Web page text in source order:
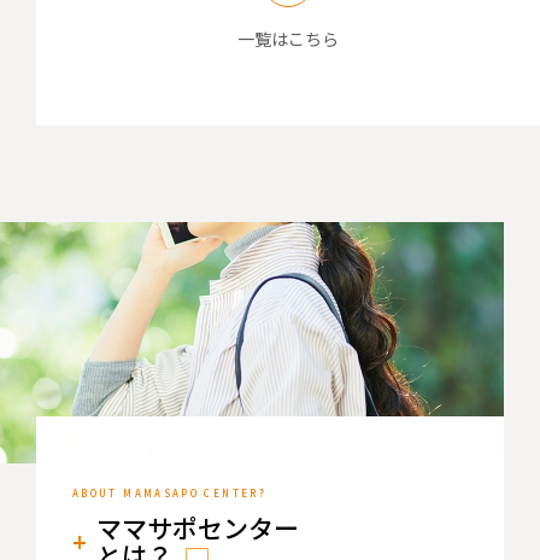
一覧はこちら
ママサポセンター